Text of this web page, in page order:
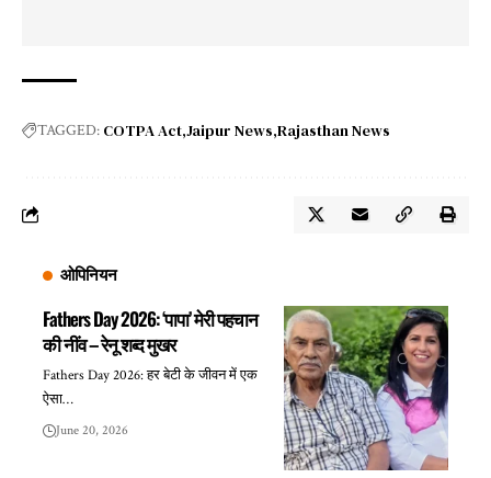
TAGGED: COTPA Act Jaipur News Rajasthan News
ओपिनियन
Fathers Day 2026: ‘पापा’ मेरी पहचान
की नींव – रेनू शब्द मुखर
Fathers Day 2026: हर बेटी के जीवन में एक
ऐसा…
June 20, 2026